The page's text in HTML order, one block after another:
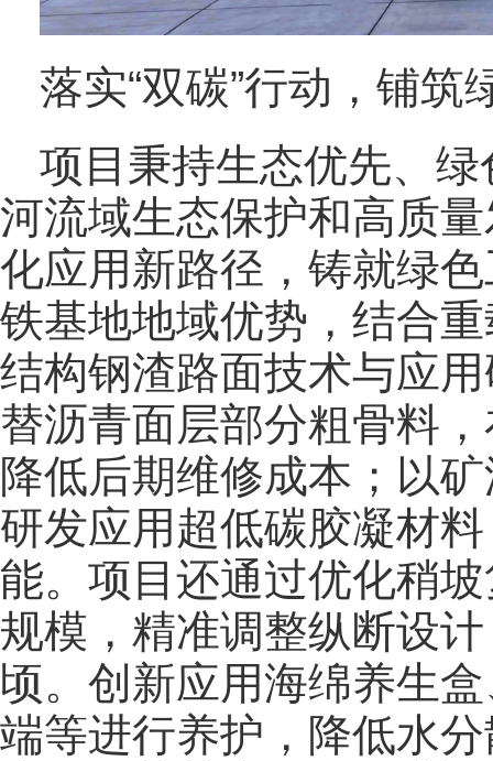
落实“双碳”行动，铺筑
项目秉持生态优先、
河流域生态保护和高质
化应用新路径，铸就绿
铁基地地域优势，结合
结构钢渣路面技术与应
替沥青面层部分粗骨料
降低后期维修成本；以
研发应用超低碳胶凝材
能。项目还通过优化稍
规模，精准调整纵断设
顷。创新应用海绵养生
端等进行养护，降低水